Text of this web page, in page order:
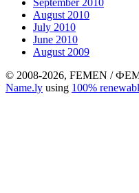
September 2010
August 2010
July 2010
June 2010
August 2009
© 2008-2026, FEMEN /
Name.ly using 100%